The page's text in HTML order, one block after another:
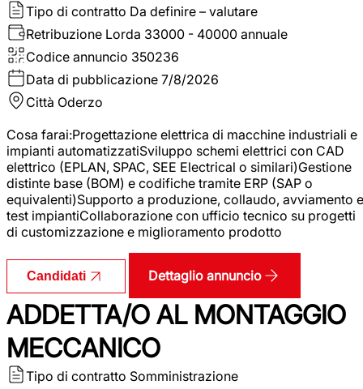
Tipo di contratto Da definire – valutare
Retribuzione Lorda 33000 - 40000 annuale
Codice annuncio 350236
Data di pubblicazione 7/8/2026
Città Oderzo
Cosa farai:Progettazione elettrica di macchine industriali e
impianti automatizzatiSviluppo schemi elettrici con CAD
elettrico (EPLAN, SPAC, SEE Electrical o similari)Gestione
distinte base (BOM) e codifiche tramite ERP (SAP o
equivalenti)Supporto a produzione, collaudo, avviamento e
test impiantiCollaborazione con ufficio tecnico su progetti
di customizzazione e miglioramento prodotto
Candidati Dettaglio annuncio
ADDETTA/O AL MONTAGGIO
MECCANICO
Tipo di contratto Somministrazione